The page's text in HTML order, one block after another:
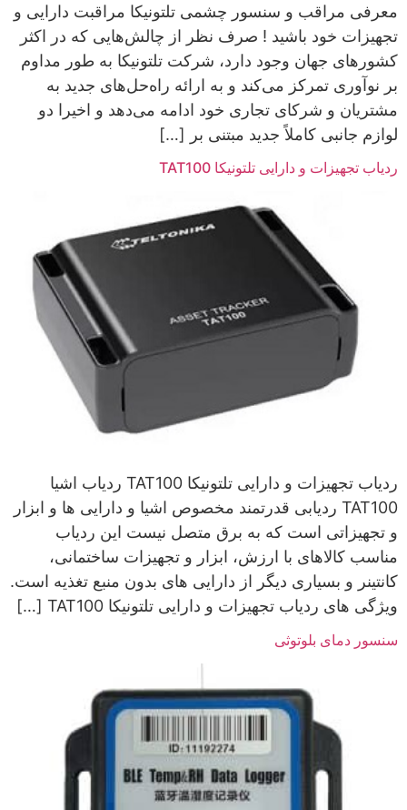
معرفی مراقب و سنسور چشمی تلتونیکا مراقبت دارایی و
تجهیزات خود باشید ! صرف نظر از چالش‌هایی که در اکثر
کشورهای جهان وجود دارد، شرکت تلتونیکا به طور مداوم
بر نوآوری تمرکز می‌کند و به ارائه راه‌حل‌های جدید به
مشتریان و شرکای تجاری خود ادامه می‌دهد و اخیرا دو
لوازم جانبی کاملاً جدید مبتنی بر […]
ردیاب تجهیزات و دارایی تلتونیکا TAT100
ردیاب تجهیزات و دارایی تلتونیکا TAT100 ردیاب اشیا
TAT100 ردیابی قدرتمند مخصوص اشیا و دارایی ها و ابزار
و تجهیزاتی است که به برق متصل نیست این ردیاب
مناسب کالاهای با ارزش، ابزار و تجهیزات ساختمانی،
کانتینر و بسیاری دیگر از دارایی های بدون منبع تغذیه است.
ویژگی های ردیاب تجهیزات و دارایی تلتونیکا TAT100 […]
سنسور دمای بلوتوثی